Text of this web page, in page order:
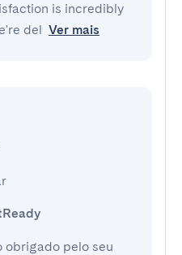
is incredibly
del Ver mais
obrigado pelo seu